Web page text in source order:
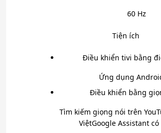
60 Hz
Tiện ích
Điều khiển tivi bằng
Ứng dụng
Điều khiển bằng
Tìm kiếm giọng nói trên
ViệtGoogle Assistant